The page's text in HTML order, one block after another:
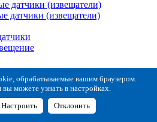
датчики (извещатели)
датчики (извещатели)
извещений
материалы
коммутационные
для извещателей
обрабатываемые вашим браузером.
можете узнать в настройках.
Настроить Отклонить